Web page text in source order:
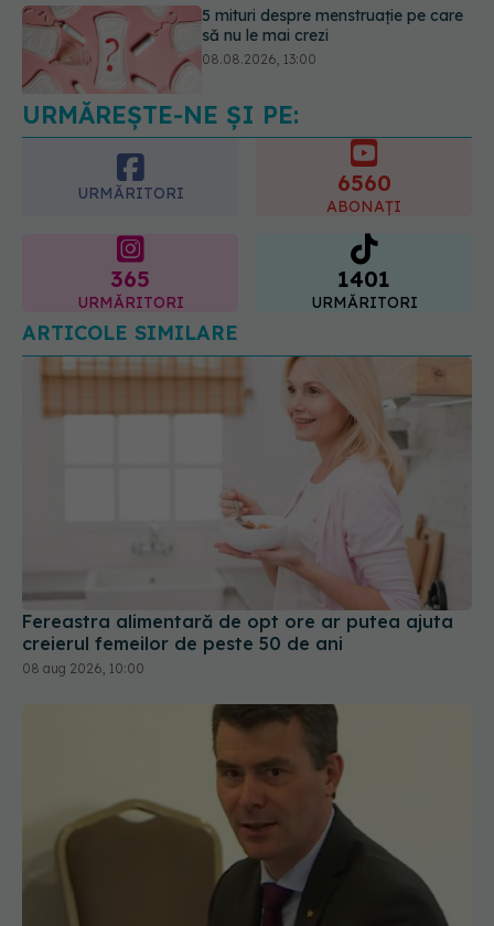
Medicamentul folosit de peste 60 de
ani care acționează într-un loc
neașteptat
URMĂREȘTE-NE ȘI PE:
URMĂRITORI 6560
ABONAȚI
365
URMĂRITORI
1401
URMĂRITORI
ARTICOLE SIMILARE
Fereastra alimentară de opt ore ar putea ajuta
creierul femeilor de peste 50 de ani
08 aug 2026, 10:00